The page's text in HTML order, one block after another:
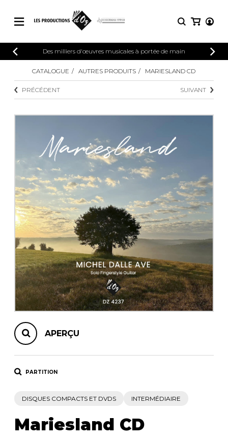
CATALOGUE
Explorez notre catalogue de partitions
riche en œuvres originales et en
arrangements de qualité.
PARTITIONS POUR GUITARE
PARTITIONS POUR AUTRES
INSTRUMENTS
PARTITIONS POUR ENSEMBLES
AUTRES PRODUITS
CONNEXION
INSCRIPTION
Des milliers d'œuvres musicales à portée de main
PARTITIONS
Méthodes
4 guitares
5 guitares et plus
Orchestre de guitares
Concerto pour
Guitare et un autre
Musique de
CATALOGUE AUTRES PRODUITS MARIESLAND CD
PRÉCÉDENT SUIVANT
APERÇU
PARTITION
DISQUES COMPACTS ET DVDS INTERMÉDIAIRE
Mariesland CD